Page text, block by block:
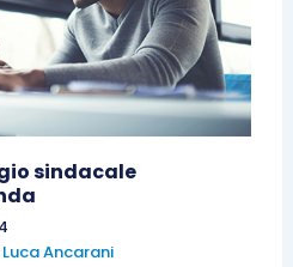
sindacale
Ancarani